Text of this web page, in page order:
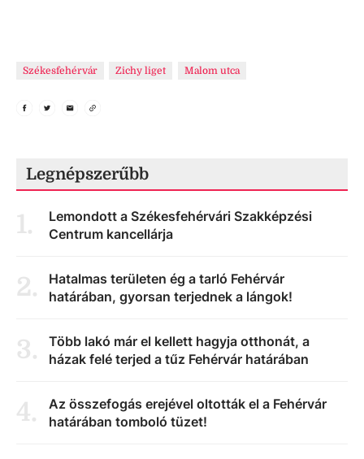
Székesfehérvár Zichy liget Malom utca
Legnépszerűbb
1.
Lemondott a Székesfehérvári Szakképzési
Centrum kancellárja
2.
Hatalmas területen ég a tarló Fehérvár
határában, gyorsan terjednek a lángok!
3.
Több lakó már el kellett hagyja otthonát, a
házak felé terjed a tűz Fehérvár határában
4.
Az összefogás erejével oltották el a Fehérvár
határában tomboló tüzet!